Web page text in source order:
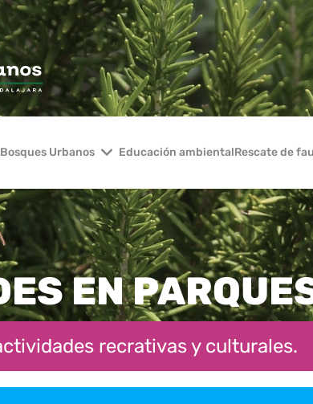
Bosques Urbanos Educación ambientalRescate de
EN
recrativas y culturales.